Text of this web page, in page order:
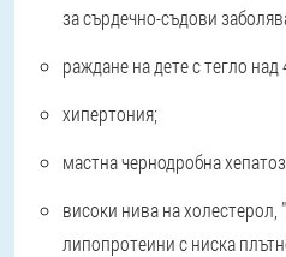
за сърдечно-съдови
раждане на дете с тегло над
хипертония;
мастна чернодробна
високи нива на
липопротеини с ниска